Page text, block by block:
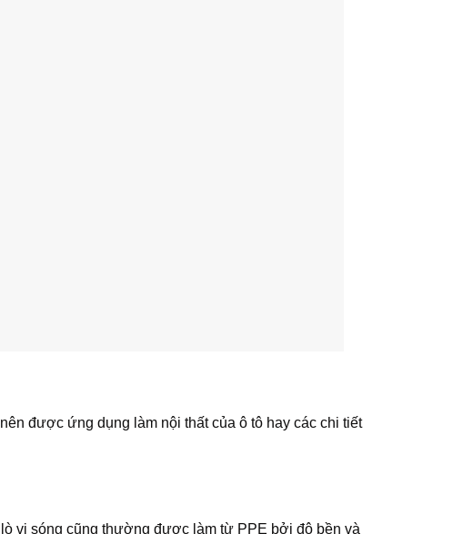
được ứng dụng làm nội thất của ô tô hay các chi tiết
vi sóng cũng thường được làm từ PPE bởi độ bền và